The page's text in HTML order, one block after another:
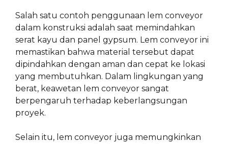
Salah satu contoh penggunaan lem conveyor
dalam konstruksi adalah saat memindahkan
serat kayu dan panel gypsum. Lem conveyor ini
memastikan bahwa material tersebut dapat
dipindahkan dengan aman dan cepat ke lokasi
yang membutuhkan. Dalam lingkungan yang
berat, keawetan lem conveyor sangat
berpengaruh terhadap keberlangsungan
proyek.
Selain itu, lem conveyor juga memungkinkan